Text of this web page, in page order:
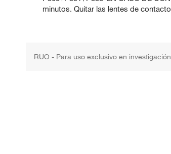
minutos. Quitar las lentes de
RUO - Para uso exclusivo en investigación